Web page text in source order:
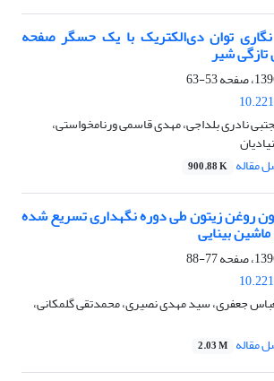
توان دی‌الکتریک با یک حسگر صفحه
شیر
53-63
نادری بلداجی، مهدی قاسمی ورنامخواستی،
مقاله 900.88 K
روغن زیتون طی دوره نگهداری تسریع شده
ماشین بینایی
77-88
جعفری، سید مهدی نصیری، محمدتقی گلمکانی،
مقاله 2.03 M